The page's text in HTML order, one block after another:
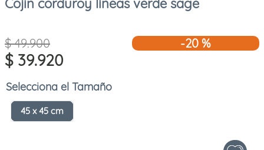
Cojín corduroy lineas verde sage
$ 49.900
$ 39.920
-20 %
Tamaño
45 x 45 cm